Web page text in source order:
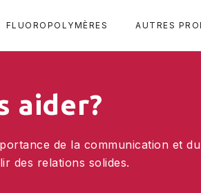
FLUOROPOLYMÈRES AUTRES
aider?
de la communication et du
des relations solides.